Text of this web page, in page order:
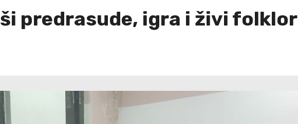
predrasude, igra i živi folklor